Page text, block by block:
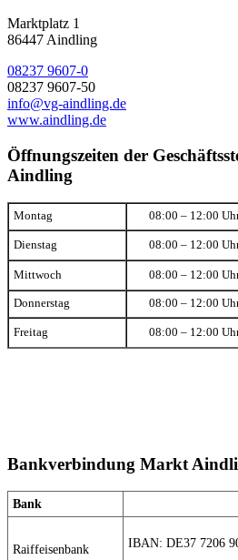
Marktplatz 1
86447 Aindling
08237 9607-0
08237 9607-50
info@vg-aindling.de
www.aindling.de
Öffnungszeiten der
Aindling
Montag 08:00 – 12:00
Dienstag 08:00 – 12:00
Mittwoch 08:00 – 12:00
Donnerstag 08:00 – 12:00
Freitag 08:00 – 12:00
Bankverbindung Markt
Bank
Raiffeisenbank
IBAN: DE37 7206